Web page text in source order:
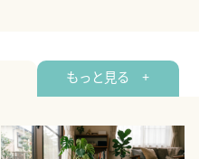
もっと見る +